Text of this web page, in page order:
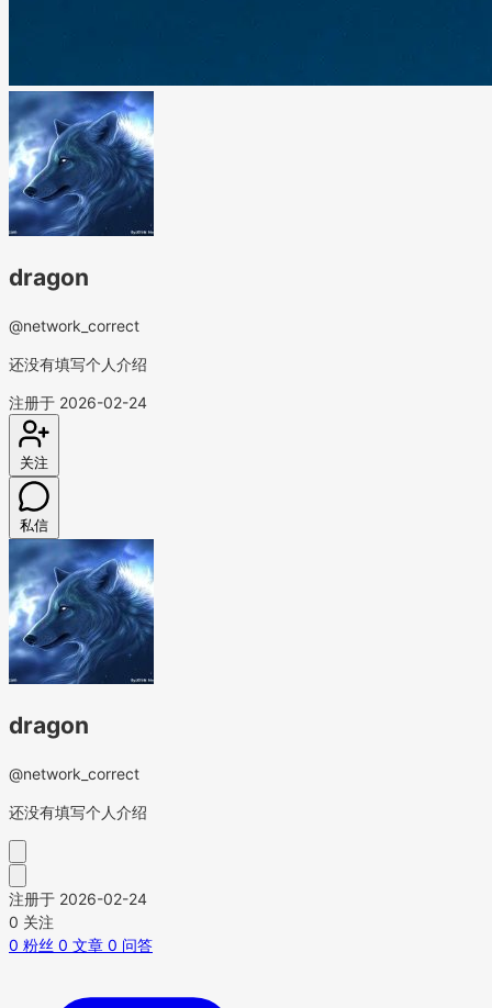
dragon
@network_correct
还没有填写个人介绍
注册于 2026-02-24
关注
私信
dragon
@network_correct
还没有填写个人介绍
注册于 2026-02-24
0 关注
0 粉丝 0 文章 0 问答